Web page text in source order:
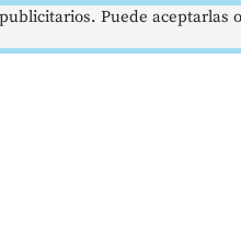
Puede aceptarlas